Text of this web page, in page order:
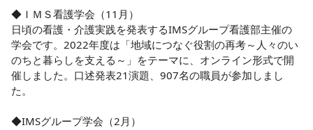
◆ＩＭＳ看護学会（11月）
日頃の看護・介護実践を発表するIMSグループ看護部主催の
学会です。2022年度は「地域につなぐ役割の再考～人々のい
のちと暮らしを支える～」をテーマに、オンライン形式で開
催しました。口述発表21演題、907名の職員が参加しまし
た。
◆IMSグループ学会（2月）